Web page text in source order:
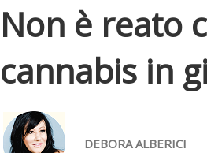
Non è reato
cannabis in
DEBORA ALBERICI